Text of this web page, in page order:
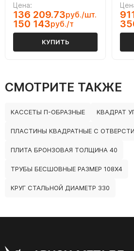
Цена:
136 209.73руб./шт.
150 143руб./т
КУПИТЬ
СМОТРИТЕ ТАКЖЕ
КАССЕТЫ П-ОБРАЗНЫЕ КВАДРАТ
ПЛАСТИНЫ КВАДРАТНЫЕ С
ПЛИТА БРОНЗОВАЯ ТОЛЩИНА 40
ТРУБЫ БЕСШОВНЫЕ РАЗМЕР 108Х4
КРУГ СТАЛЬНОЙ ДИАМЕТР 330